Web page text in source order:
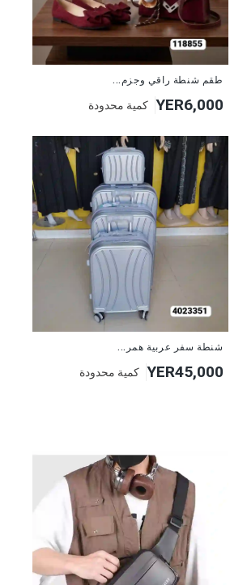
طقم شنطة راقي وجزم...
YER6,000 كمية محدودة
شنطة سفر عربية همر...
YER45,000 كمية محدودة